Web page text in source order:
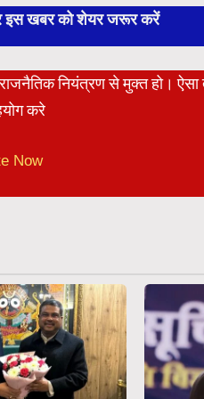
इस खबर को शेयर जरूर करें
नियंत्रण से मुक्त हो।
करे
Now